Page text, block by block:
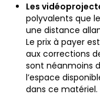
Les
polyvalents que
une distance
Le prix à payer
aux corrections
sont néanmoins
l’espace
dans ce matériel.